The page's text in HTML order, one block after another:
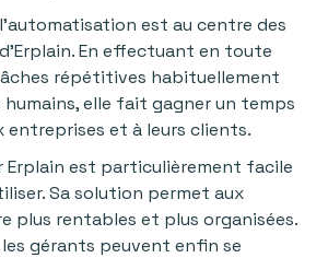
est au centre des
En effectuant en toute
répétitives habituellement
humains, elle fait gagner un temps
entreprises et à leurs clients.
Erplain est particulièrement facile
Sa solution permet aux
plus rentables et plus organisées.
gérants peuvent enfin se